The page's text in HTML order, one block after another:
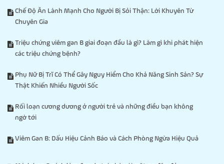
Chế Độ Ăn Lành Mạnh Cho Người Bị Sỏi Thận: Lời Khuyên Từ
Chuyên Gia
Triệu chứng viêm gan B giai đoạn đầu là gì? Làm gì khi phát hiện
các triệu chứng bệnh?
Phụ Nữ Bị Trĩ Có Thể Gây Nguy Hiểm Cho Khả Năng Sinh Sản? Sự
Thật Khiến Nhiều Người Sốc
Rối loạn cương dương ở người trẻ và những điều bạn không
ngờ tới
Viêm Gan B: Dấu Hiệu Cảnh Báo và Cách Phòng Ngừa Hiệu Quả